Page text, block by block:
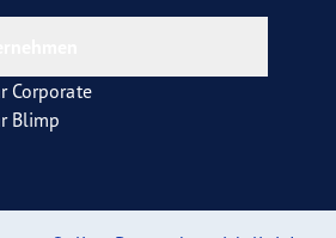
Corporate
Blimp